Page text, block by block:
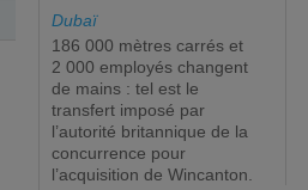
Dubaï
186 000 mètres carrés et
2 000 employés changent
de mains : tel est le
transfert imposé par
l’autorité britannique de la
concurrence pour
l’acquisition de Wincanton.